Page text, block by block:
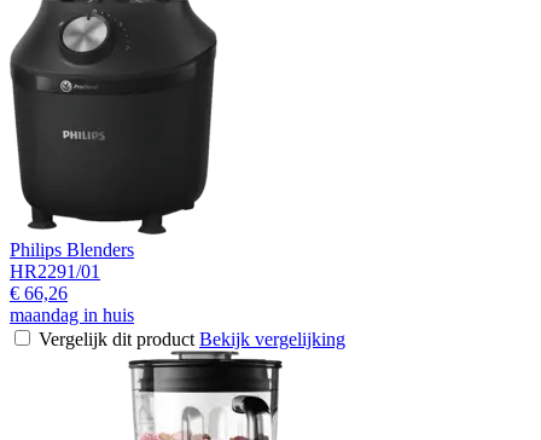
Philips Blenders
HR2291/01
€ 66,26
maandag in huis
Vergelijk dit product Bekijk vergelijking